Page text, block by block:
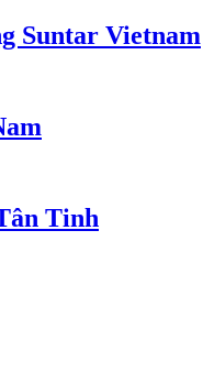
Suntar Vietnam
Tinh